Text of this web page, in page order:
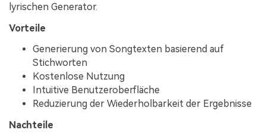
lyrischen Generator.
Vorteile
Generierung von Songtexten basierend auf
Stichworten
Kostenlose Nutzung
Intuitive Benutzeroberfläche
Reduzierung der Wiederholbarkeit der Ergebnisse
Nachteile